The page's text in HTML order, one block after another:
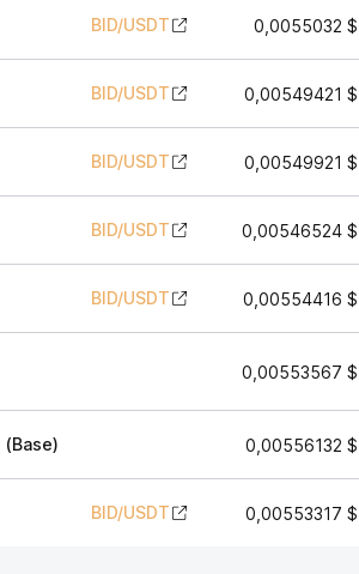
BID/USDT 0,0055032 $
BID/USDT 0,00549421 $
BID/USDT 0,00549921 $
BID/USDT 0,00546524 $
BID/USDT 0,00554416 $
0,00553567 $
0,00556132 $
BID/USDT 0,00553317 $